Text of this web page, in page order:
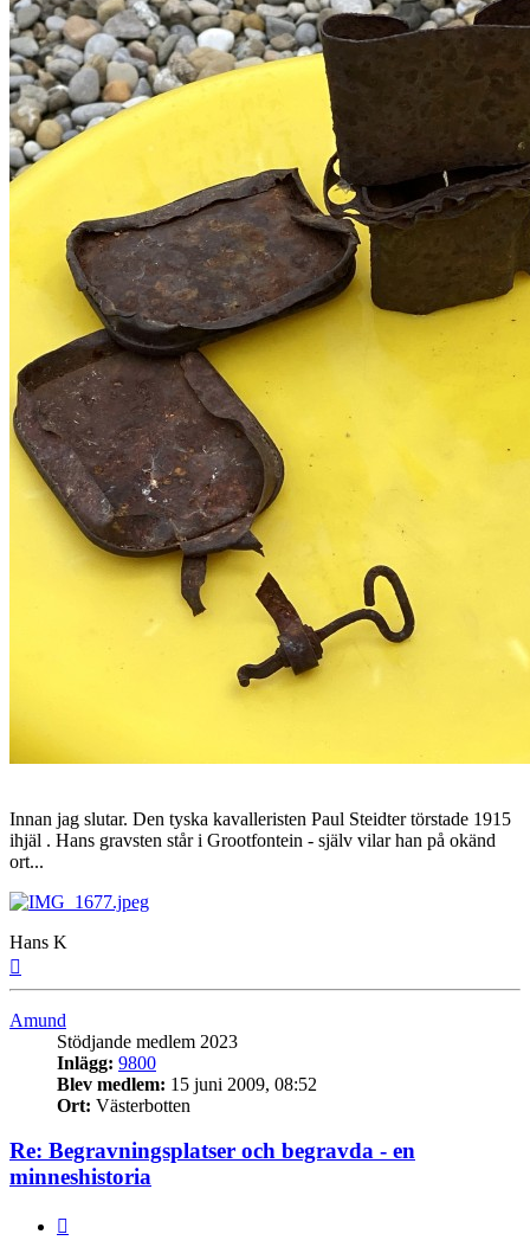
Innan jag slutar. Den tyska kavalleristen Paul Steidter törstade 1915
ihjäl . Hans gravsten står i Grootfontein - själv vilar han på okänd
ort...
Hans K
Amund
Stödjande medlem 2023
Inlägg: 9800
Blev medlem: 15 juni 2009, 08:52
Ort: Västerbotten
Re: Begravningsplatser och begravda - en
minneshistoria